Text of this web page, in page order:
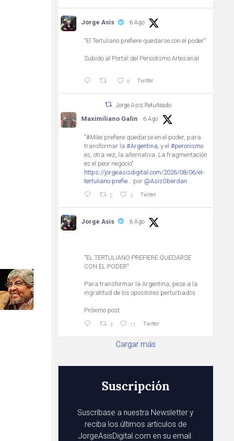
Jorge Asis 6 Ago
"El Tertuliano prefiere quedarse con el poder"
Subido al Portal del Periodismo Artesanal
8 Twitter
Jorge Asis Retuiteado
Maximiliano Galin 6 Ago
"#Milei prefiere quedarse en el poder, para
transformar la #Argentina , y el #peronismo
es, otra vez, la alternativa. La fragmentación
es el peor negocio"
https://jorgeasisdigital.com/2026/08/06/el-
tertuliano-prefie...
por @AsisOberdan
2 3 Twitter
Jorge Asis 6 Ago
"EL TERTULIANO PREFIERE QUEDARSE
CON EL PODER"
Para transformar la Argentina, pese a la
ingratitud de los opositores perturbados
Próximo post
3 11 Twitter
Cargar más
Suscripción
Suscríbase a nuestra Newsletter y
reciba los últimos artículos de
JorgeAsisDigital.com en su email.